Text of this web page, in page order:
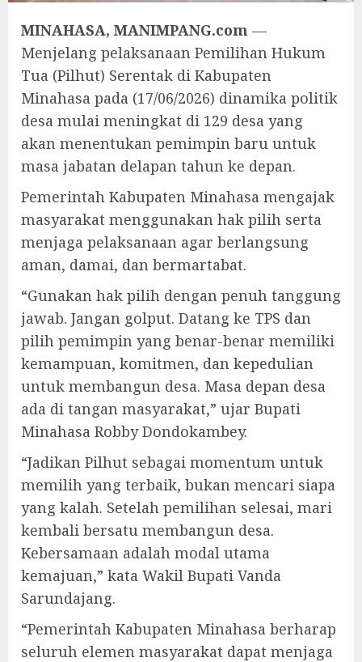
MINAHASA, MANIMPANG.com —
Menjelang pelaksanaan Pemilihan Hukum
Tua (Pilhut) Serentak di Kabupaten
Minahasa pada (17/06/2026) dinamika politik
desa mulai meningkat di 129 desa yang
akan menentukan pemimpin baru untuk
masa jabatan delapan tahun ke depan.
Pemerintah Kabupaten Minahasa mengajak
masyarakat menggunakan hak pilih serta
menjaga pelaksanaan agar berlangsung
aman, damai, dan bermartabat.
“Gunakan hak pilih dengan penuh tanggung
jawab. Jangan golput. Datang ke TPS dan
pilih pemimpin yang benar-benar memiliki
kemampuan, komitmen, dan kepedulian
untuk membangun desa. Masa depan desa
ada di tangan masyarakat,” ujar Bupati
Minahasa Robby Dondokambey.
“Jadikan Pilhut sebagai momentum untuk
memilih yang terbaik, bukan mencari siapa
yang kalah. Setelah pemilihan selesai, mari
kembali bersatu membangun desa.
Kebersamaan adalah modal utama
kemajuan,” kata Wakil Bupati Vanda
Sarundajang.
“Pemerintah Kabupaten Minahasa berharap
seluruh elemen masyarakat dapat menjaga